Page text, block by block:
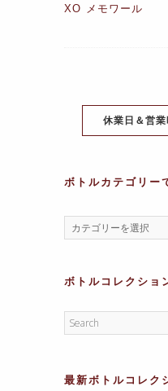
c
o
k
itt
XO メモワール
休業日＆営
ボトルカテゴリー
ボトルコレクショ
最新ボトルコレク